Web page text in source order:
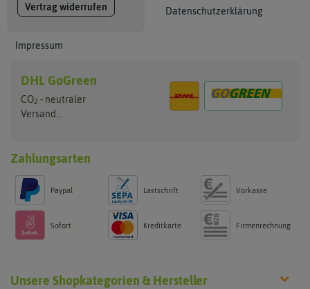
Vertrag widerrufen
Impressum
Datenschutzerklärung
DHL GoGreen
CO2 - neutraler
Versand...
Zahlungsarten
Paypal Lastschrift Vorkasse
Sofort Kreditkarte Firmenrechnung
Unsere Shopkategorien & Hersteller